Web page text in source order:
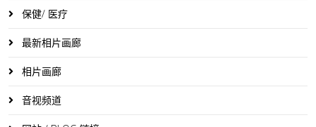
保健/ 医疗
最新相片画廊
相片画廊
音视频道